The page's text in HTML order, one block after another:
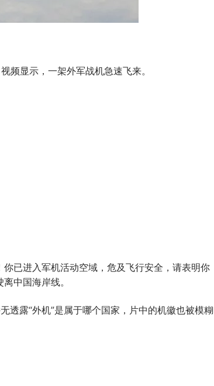
频显示，一架外军战机急速飞来。
已进入军机活动空域，危及飞行安全，请表明你
中国海岸线。
透露“外机”是属于哪个国家，片中的机徽也被模糊